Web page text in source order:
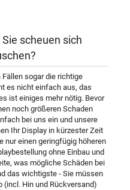
scheuen sich
sogar die richtige
es nicht einfach aus, das
ist einiges mehr nötig. Bevor
noch größeren Schaden
bei uns ein und unsere
Ihr Display in kürzester Zeit
nur einen geringfügig höheren
ohne Einbau und
was mögliche Schäden bei
das wichtigste - Sie müssen
(incl. Hin und Rückversand)